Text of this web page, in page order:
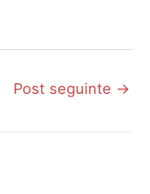
Post seguinte →